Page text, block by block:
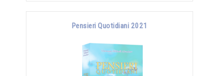
Pensieri Quotidiani 2021